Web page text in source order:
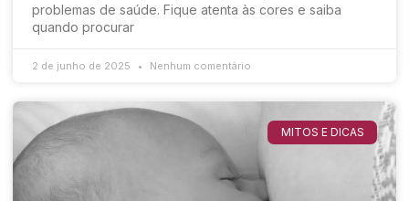
problemas de saúde. Fique atenta às cores e saiba
quando procurar
2 de junho de 2025 Nenhum comentário
MITOS E DICAS